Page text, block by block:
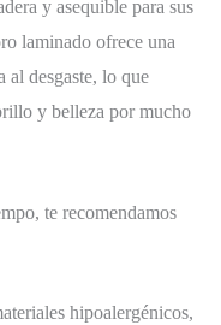
y asequible para sus
laminado ofrece una
al desgaste, lo que
y belleza por mucho
te recomendamos
hipoalergénicos,